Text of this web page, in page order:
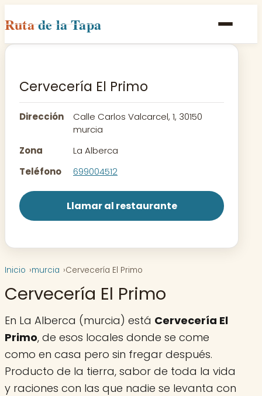
Rutade la Tapa
Inicio
Rutas
Contacto
Cervecería El Primo
Dirección
Calle Carlos Valcarcel, 1, 30150
murcia
Zona
La Alberca
Teléfono
699004512
Llamar al restaurante
Inicio murcia Cervecería El Primo
Cervecería El Primo
En La Alberca (murcia) está Cervecería El
Primo, de esos locales donde se come
como en casa pero sin fregar después.
Producto de la tierra, sabor de toda la vida
y raciones con las que nadie se levanta con